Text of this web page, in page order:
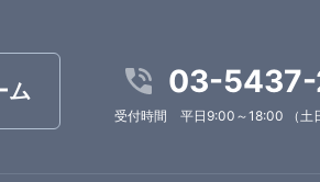
ム 03-
受付時間 平日9:00～18:00 （土